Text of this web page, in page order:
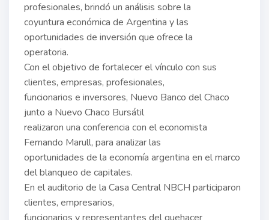
profesionales, brindó un análisis sobre la
coyuntura económica de Argentina y las
oportunidades de inversión que ofrece la
operatoria.
Con el objetivo de fortalecer el vínculo con sus
clientes, empresas, profesionales,
funcionarios e inversores, Nuevo Banco del Chaco
junto a Nuevo Chaco Bursátil
realizaron una conferencia con el economista
Fernando Marull, para analizar las
oportunidades de la economía argentina en el marco
del blanqueo de capitales.
En el auditorio de la Casa Central NBCH participaron
clientes, empresarios,